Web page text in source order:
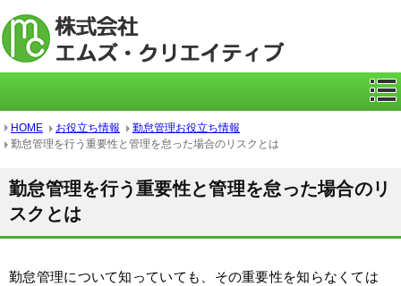
HOME お役立ち情報
勤怠管理お役立ち情報
勤怠管理を行う重要性と管理を怠った場合のリスクとは
勤怠管理を行う重要性と管理を怠った場合のリ
スクとは
勤怠管理について知っていても、その重要性を知らなくては